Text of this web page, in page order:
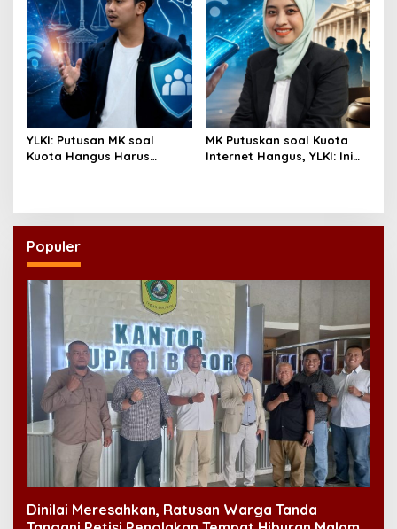
YLKI: Putusan MK soal
Kuota Hangus Harus
MK Putuskan soal Kuota
Internet Hangus, YLKI: Ini
Populer
Dinilai Meresahkan, Ratusan Warga Tanda